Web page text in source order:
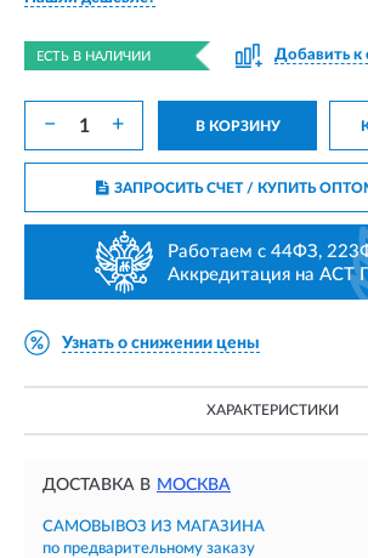
ЕСТЬ В НАЛИЧИИ Добавить к
− + В КОРЗИНУ
ЗАПРОСИТЬ СЧЕТ / КУПИТЬ
Работаем с 44ФЗ,
Аккредитация на АСТ
Узнать о снижении цены
ХАРАКТЕРИСТИКИ
ДОСТАВКА В МОСКВА
САМОВЫВОЗ ИЗ МАГАЗИНА
по предварительному заказу